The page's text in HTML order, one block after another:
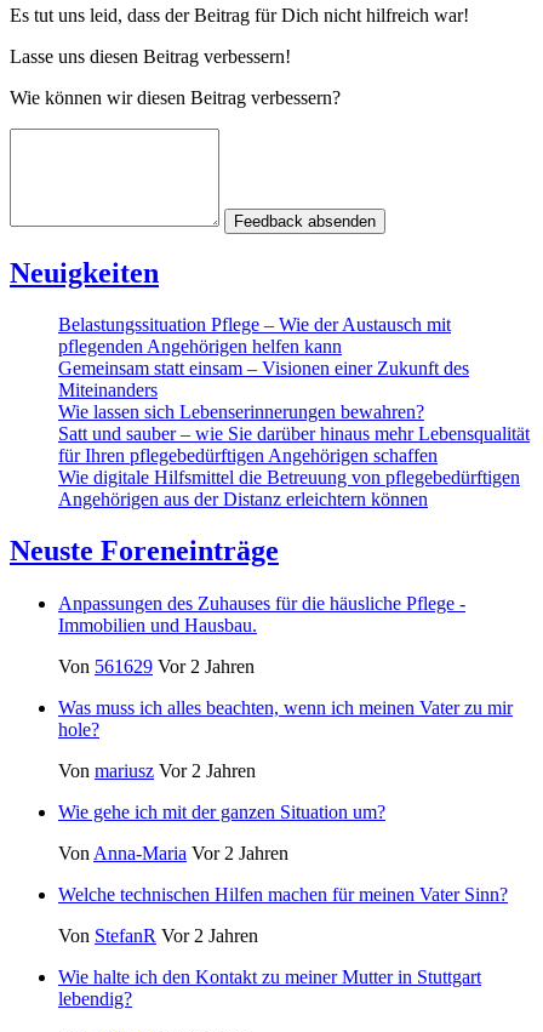
Es tut uns leid, dass der Beitrag für Dich nicht hilfreich war!
Lasse uns diesen Beitrag verbessern!
Wie können wir diesen Beitrag verbessern?
Feedback absenden
Neuigkeiten
Belastungssituation Pflege – Wie der Austausch mit
pflegenden Angehörigen helfen kann
Gemeinsam statt einsam – Visionen einer Zukunft des
Miteinanders
Wie lassen sich Lebenserinnerungen bewahren?
Satt und sauber – wie Sie darüber hinaus mehr Lebensqualität
für Ihren pflegebedürftigen Angehörigen schaffen
Wie digitale Hilfsmittel die Betreuung von pflegebedürftigen
Angehörigen aus der Distanz erleichtern können
Neuste Foreneinträge
Anpassungen des Zuhauses für die häusliche Pflege -
Immobilien und Hausbau.
Von 561629 Vor 2 Jahren
Was muss ich alles beachten, wenn ich meinen Vater zu mir
hole?
Von mariusz Vor 2 Jahren
Wie gehe ich mit der ganzen Situation um?
VonAnna-Maria Vor 2 Jahren
Welche technischen Hilfen machen für meinen Vater Sinn?
Von StefanR Vor 2 Jahren
Wie halte ich den Kontakt zu meiner Mutter in Stuttgart
lebendig?